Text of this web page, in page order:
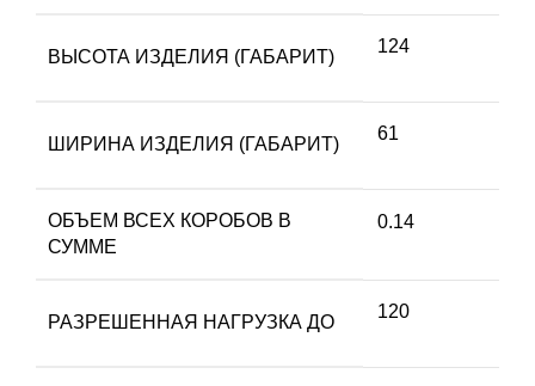
ВЫСОТА ИЗДЕЛИЯ (ГАБАРИТ)
124
ШИРИНА ИЗДЕЛИЯ (ГАБАРИТ)
61
ОБЪЕМ ВСЕХ КОРОБОВ В
СУММЕ
0.14
РАЗРЕШЕННАЯ НАГРУЗКА ДО
120